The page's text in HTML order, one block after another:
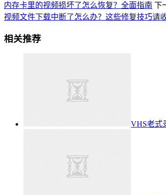
内存卡里的视频损坏了怎么恢复？全面指南 下
视频文件下载中断了怎么办？这些修复技巧请
相关推荐
VHS老式